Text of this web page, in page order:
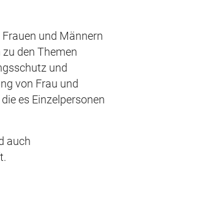
und Männern
den Themen
und
von Frau und
es Einzelpersonen
auch